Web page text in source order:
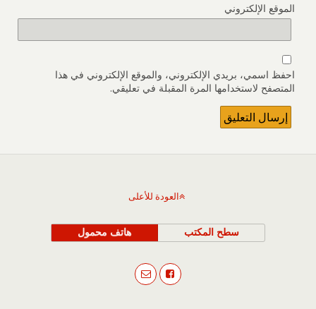
الموقع الإلكتروني
احفظ اسمي، بريدي الإلكتروني، والموقع الإلكتروني في هذا
المتصفح لاستخدامها المرة المقبلة في تعليقي.
العودة للأعلى
هاتف محمول سطح المكتب